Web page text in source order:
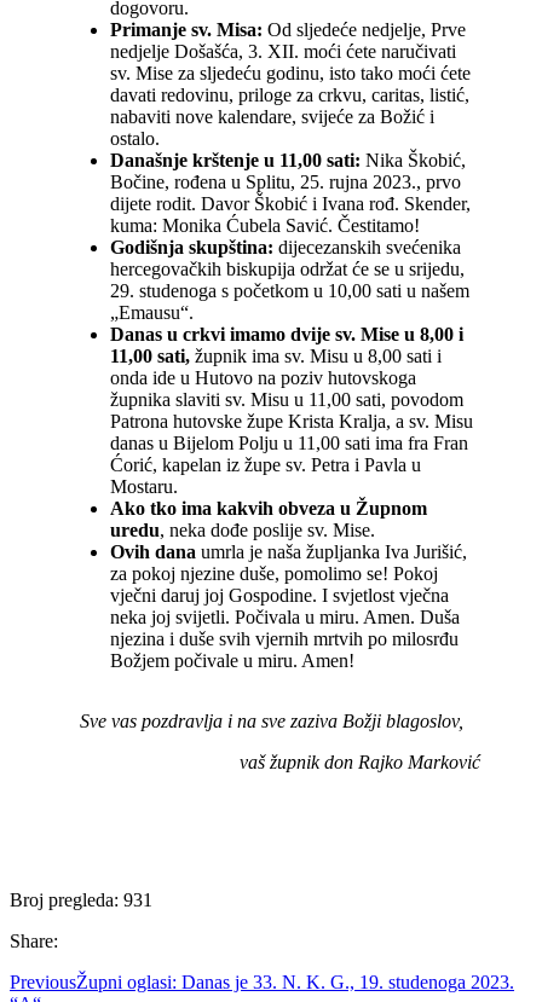
dogovoru.
Primanje sv. Misa: Od sljedeće nedjelje, Prve
nedjelje Došašća, 3. XII. moći ćete naručivati
sv. Mise za sljedeću godinu, isto tako moći ćete
davati redovinu, priloge za crkvu, caritas, listić,
nabaviti nove kalendare, svijeće za Božić i
ostalo.
Današnje krštenje u 11,00 sati: Nika Škobić,
Bočine, rođena u Splitu, 25. rujna 2023., prvo
dijete rodit. Davor Škobić i Ivana rođ. Skender,
kuma: Monika Ćubela Savić. Čestitamo!
Godišnja skupština: dijecezanskih svećenika
hercegovačkih biskupija održat će se u srijedu,
29. studenoga s početkom u 10,00 sati u našem
„Emausu“.
Danas u crkvi imamo dvije sv. Mise u 8,00 i
11,00 sati, župnik ima sv. Misu u 8,00 sati i
onda ide u Hutovo na poziv hutovskoga
župnika slaviti sv. Misu u 11,00 sati, povodom
Patrona hutovske župe Krista Kralja, a sv. Misu
danas u Bijelom Polju u 11,00 sati ima fra Fran
Ćorić, kapelan iz župe sv. Petra i Pavla u
Mostaru.
Ako tko ima kakvih obveza u Župnom
uredu, neka dođe poslije sv. Mise.
Ovih dana umrla je naša župljanka Iva Jurišić,
za pokoj njezine duše, pomolimo se! Pokoj
vječni daruj joj Gospodine. I svjetlost vječna
neka joj svijetli. Počivala u miru. Amen. Duša
njezina i duše svih vjernih mrtvih po milosrđu
Božjem počivale u miru. Amen!
Sve vas pozdravlja i na sve zaziva Božji blagoslov,
vaš župnik don Rajko Marković
Broj pregleda: 931
Share:
PreviousŽupni oglasi: Danas je 33. N. K. G., 19. studenoga 2023.